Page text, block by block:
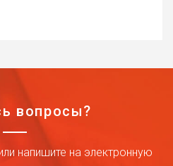
вопросы?
напишите на электронную